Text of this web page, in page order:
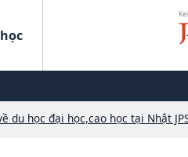
du học đại học,cao học tại Nhật